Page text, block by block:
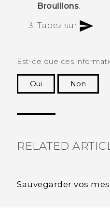
Brouillons
Tapez sur
Est-ce que ces
Oui
Non
RELATED
Sauvegarder vos